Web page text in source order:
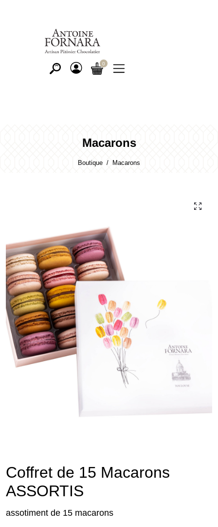
Macarons
Boutique Macarons
Coffret de 15 Macarons
ASSORTIS
assotiment de 15 macarons